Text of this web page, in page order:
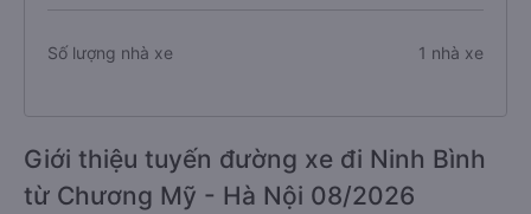
Số lượng nhà xe 1 nhà xe
Giới thiệu tuyến đường xe đi Ninh Bình
từ Chương Mỹ - Hà Nội 08/2026